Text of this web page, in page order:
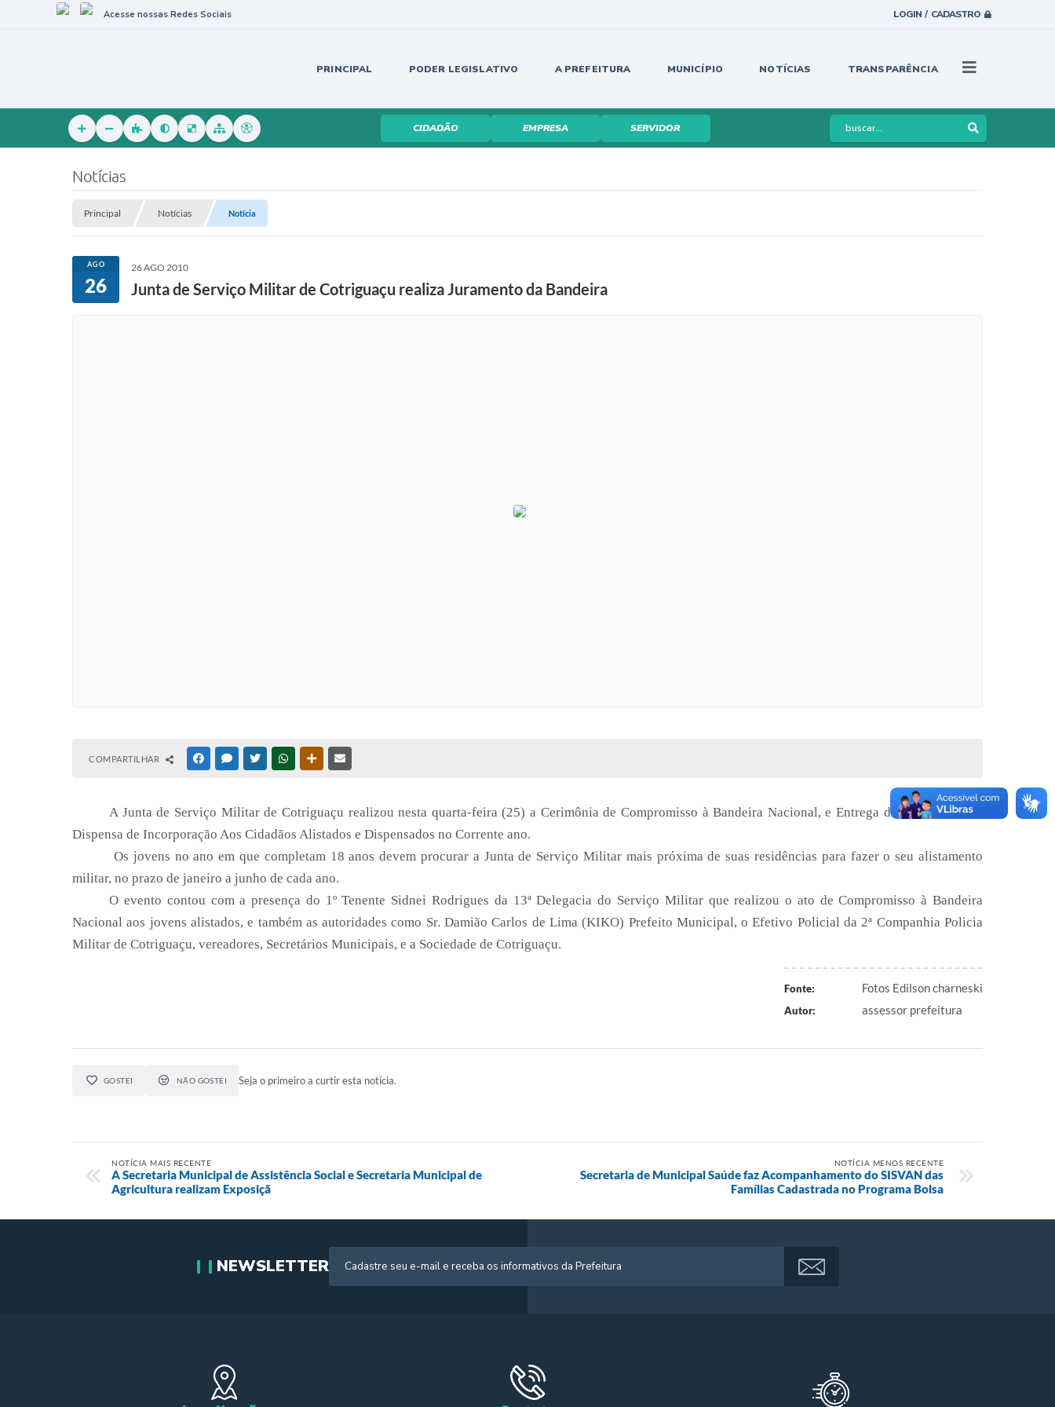
LOGIN / CADASTRO
Acesse nossas Redes Sociais
PRINCIPAL PODER LEGISLATIVO A PREFEITURA MUNICÍPIO NOTÍCIAS TRANSPARÊNCIA
CIDADÃO EMPRESA SERVIDOR
Notícias
Principal Notícias Notícia
AGO
26
26 AGO 2010
Junta de Serviço Militar de Cotriguaçu realiza Juramento da Bandeira
COMPARTILHAR FACEBOOKMESSENGER
TWITTERWHATSAPPOUTRAS MÍDIAS
A Junta de Serviço Militar de Cotriguaçu realizou nesta quarta-feira (25) a Cerimônia de Compromisso à Bandeira Nacional, e Entrega do Certificado de
Dispensa de Incorporação Aos Cidadãos Alistados e Dispensados no Corrente ano.
Os jovens no ano em que completam 18 anos devem procurar a Junta de Serviço Militar mais próxima de suas residências para fazer o seu alistamento
militar, no prazo de janeiro a junho de cada ano.
O evento contou com a presença do 1º Tenente Sidnei Rodrigues da 13ª Delegacia do Serviço Militar que realizou o ato de Compromisso à Bandeira
Nacional aos jovens alistados, e também as autoridades como Sr. Damião Carlos de Lima (KIKO) Prefeito Municipal, o Efetivo Policial da 2ª Companhia Policia
Militar de Cotriguaçu, vereadores, Secretários Municipais, e a Sociedade de Cotriguaçu.
Fonte: Fotos Edilson charneski
Autor: assessor prefeitura
GOSTEI NÃO GOSTEI Seja o primeiro a curtir esta notícia.
NOTÍCIA MAIS RECENTE
A Secretaria Municipal de Assistência Social e Secretaria Municipal de
Agricultura realizam Exposiçã
NOTÍCIA MENOS RECENTE
Secretaria de Municipal Saúde faz Acompanhamento do SISVAN das
Famílias Cadastrada no Programa Bolsa
NEWSLETTER